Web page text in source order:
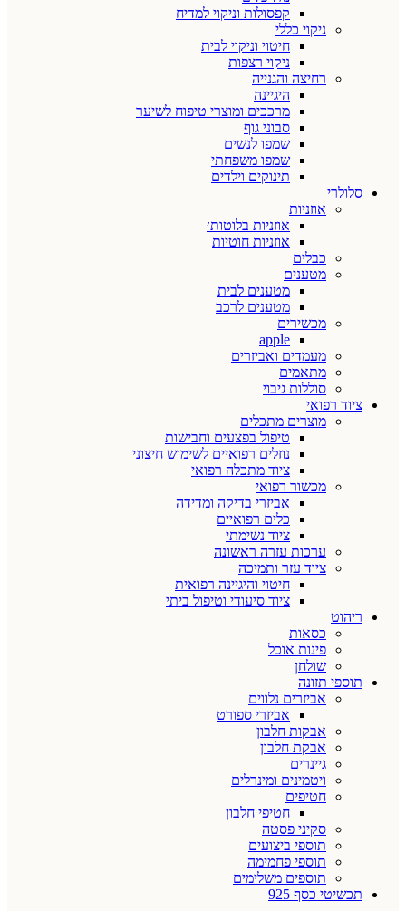
קפסולות וניקוי למדיח
ניקוי כללי
חיטוי וניקוי לבית
ניקוי רצפות
רחיצה והגנייה
היגיינה
מרככים ומוצרי טיפוח לשיער
סבוני גוף
שמפו לנשים
שמפו משפחתי
תינוקים וילדים
סלולרי
אוזניות
אוזניות בלוטות׳
אוזניות חוטיות
כבלים
מטענים
מטענים לבית
מטענים לרכב
מכשירים
apple
מעמדים ואביזרים
מתאמים
סוללות גיבוי
ציוד רפואי
מוצרים מתכלים
טיפול בפצעים וחבישות
נוזלים רפואיים לשימוש חיצוני
ציוד מתכלה רפואי
מכשור רפואי
אביזרי בדיקה ומדידה
כלים רפואיים
ציוד נשימתי
ערכות עזרה ראשונה
ציוד עזר ותמיכה
חיטוי והיגיינה רפואית
ציוד סיעודי וטיפול ביתי
ריהוט
כסאות
פינות אוכל
שולחן
תוספי תזונה
אביזרים נלווים
אביזרי ספורט
אבקות חלבון
אבקת חלבון
גיינרים
ויטמינים ומינרלים
חטיפים
חטיפי חלבון
סקיני פסטה
תוספי ביצועים
תוספי פחמימה
תוספים משלימים
תכשיטי כסף 925